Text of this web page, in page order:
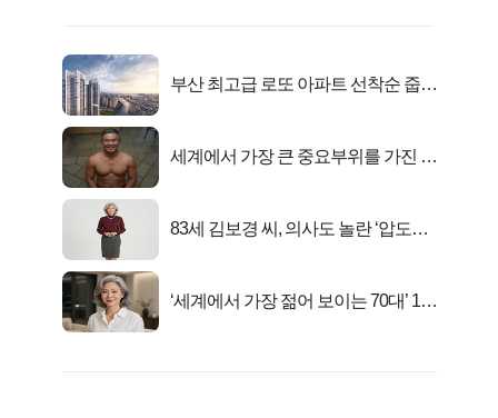
부산 최고급 로또 아파트 선착순 줍줍
세계에서 가장 큰 중요부위를 가진 남
83세 김보경 씨, 의사도 놀란 ‘압도적
‘세계에서 가장 젊어 보이는 70대’ 1위